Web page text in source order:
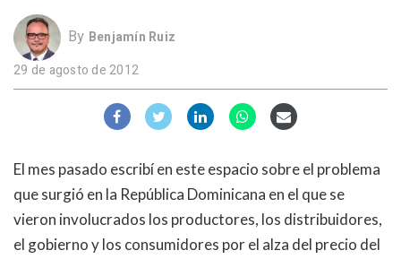
By Benjamín Ruiz
29 de agosto de 2012
El mes pasado escribí en este espacio sobre el problema
que surgió en la República Dominicana en el que se
vieron involucrados los productores, los distribuidores,
el gobierno y los consumidores por el alza del precio del